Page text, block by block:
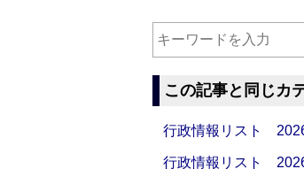
この記事と同じカ
行政情報リスト
行政情報リスト